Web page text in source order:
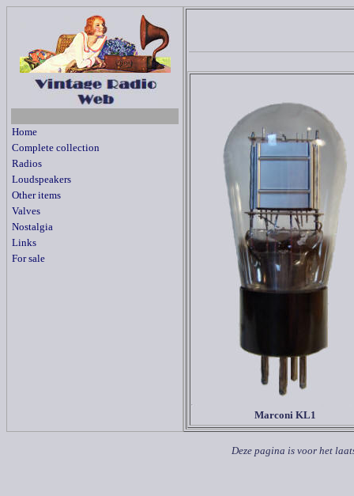
Home
Complete collection
Radios
Loudspeakers
Other items
Valves
Nostalgia
Links
For sale
Marconi KL1
Deze pagina is voor het